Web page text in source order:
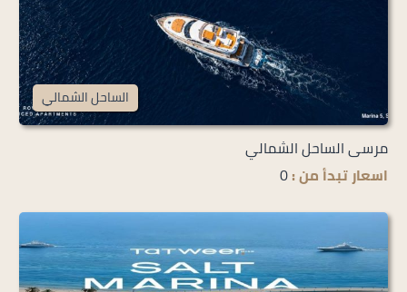
الساحل الشمالي
مرسى الساحل الشمالي
اسعار تبدأ من :0